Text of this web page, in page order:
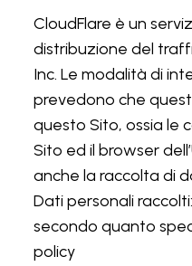
CloudFlare è un
distribuzione del
Inc. Le modalità di
prevedono che
questo Sito, ossia le
Sito ed il browser
anche la raccolta di
Dati personali
secondo quanto
policy